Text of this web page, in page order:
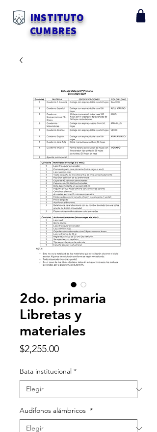
INSTITUTO
CUMBRES
2do. primaria
Libretas y
materiales
$2,255.00Precio
Bata institucional *
Audifonos alámbricos *